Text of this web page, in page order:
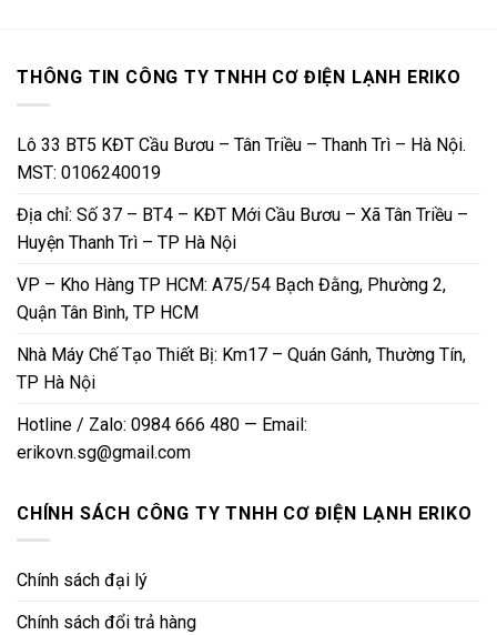
THÔNG TIN CÔNG TY TNHH CƠ ĐIỆN LẠNH ERIKO
Lô 33 BT5 KĐT Cầu Bươu – Tân Triều – Thanh Trì – Hà Nội.
MST: 0106240019
Địa chỉ: Số 37 – BT4 – KĐT Mới Cầu Bươu – Xã Tân Triều –
Huyện Thanh Trì – TP Hà Nội
VP – Kho Hàng TP HCM: A75/54 Bạch Đằng, Phường 2,
Quận Tân Bình, TP HCM
Nhà Máy Chế Tạo Thiết Bị: Km17 – Quán Gánh, Thường Tín,
TP Hà Nội
Hotline / Zalo: 0984 666 480 — Email:
erikovn.sg@gmail.com
CHÍNH SÁCH CÔNG TY TNHH CƠ ĐIỆN LẠNH ERIKO
Chính sách đại lý
Chính sách đổi trả hàng